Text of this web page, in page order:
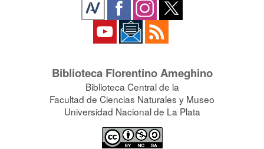
Biblioteca Florentino Ameghino
Biblioteca Central de la
Facultad de Ciencias Naturales y Museo
Universidad Nacional de La Plata